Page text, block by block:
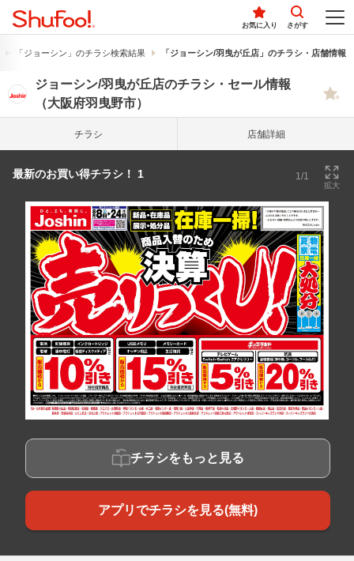
お気に入り さがす
「ジョーシン」のチラシ検索結果 「ジョーシン/羽曳が丘店」のチラシ・店舗情報
ジョーシン/羽曳が丘店のチラシ・セール情報
（大阪府羽曳野市）
チラシ 店舗詳細
最新のお買い得チラシ！ 1 1/1
拡大
チラシをもっと見る
アプリでチラシを見る(無料)